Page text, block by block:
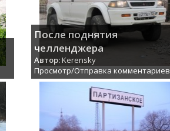
После поднятия
челленджера
Автор:Kerensky
Просмотр/Отправка комментариев